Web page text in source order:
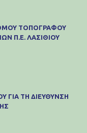
ΤΟΠΟΓΡΑΦΟΥ
Π.Ε. ΛΑΣΙΘΙΟΥ
ΓΙΑ ΤΗ ΔΙΕΥΘΥΝΣΗ